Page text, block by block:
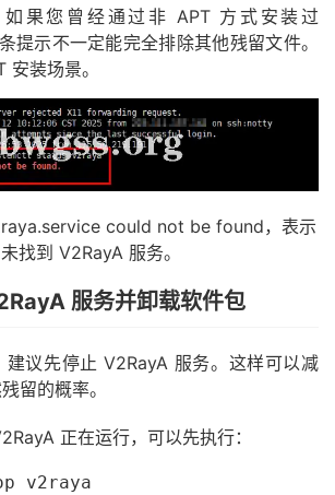
果您曾经通过非 APT 方式安装过
提示不一定能完全排除其他残留文件。
装场景。
could not be found，表示
未找到 V2RayA 服务。
服务并卸载软件包
建议先停止 V2RayA 服务。这样可以减
留的概率。
正在运行，可以先执行：
v2raya